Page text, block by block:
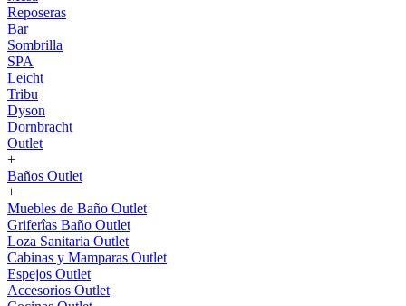
Reposeras
Bar
Sombrilla
SPA
Leicht
Tribu
Dyson
Dornbracht
Outlet
+
Baños Outlet
+
Muebles de Baño Outlet
Griferîas Baño Outlet
Loza Sanitaria Outlet
Cabinas y Mamparas Outlet
Espejos Outlet
Accesorios Outlet